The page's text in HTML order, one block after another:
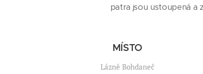
patra jsou ustoupená
MÍSTO
Lázně Bohdaneč